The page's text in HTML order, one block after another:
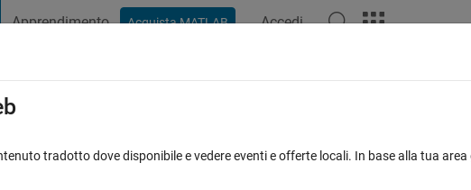
Apprendimento Acquista MATLAB Accedi
with dates showing in x axis
tradotto dove disponibile e vedere eventi e offerte locali. In base alla tua